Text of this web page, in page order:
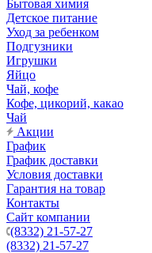
Бытовая химия
Детское питание
Уход за ребенком
Подгузники
Игрушки
Яйцо
Чай, кофе
Кофе, цикорий, какао
Чай
Акции
График
График доставки
Условия доставки
Гарантия на товар
Контакты
Сайт компании
(8332) 21-57-27
(8332) 21-57-27